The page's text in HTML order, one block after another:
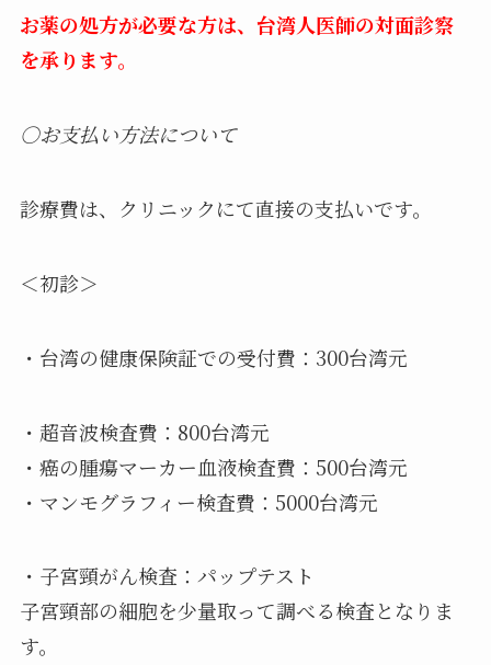
お薬の処方が必要な方は、台湾人医師の対面診察
を承ります。
○お支払い方法について
診療費は、クリニックにて直接の支払いです。
＜初診＞
・台湾の健康保険証での受付費：300台湾元
・超音波検査費：800台湾元
・癌の腫瘍マーカー血液検査費：500台湾元
・マンモグラフィー検査費：5000台湾元
・子宮頸がん検査：パップテスト
子宮頸部の細胞を少量取って調べる検査となりま
す。